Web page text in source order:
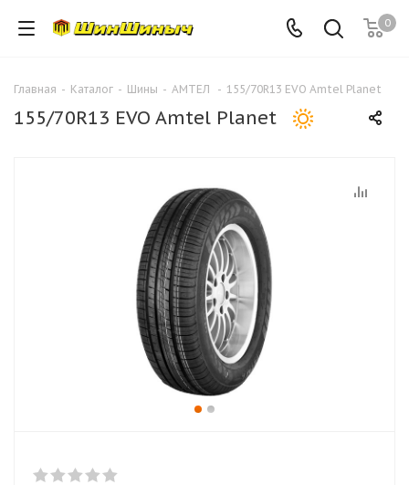
0
Главная - Каталог - Шины - АМТЕЛ - 155/70R13 EVO Amtel Planet
155/70R13 EVO Amtel Planet